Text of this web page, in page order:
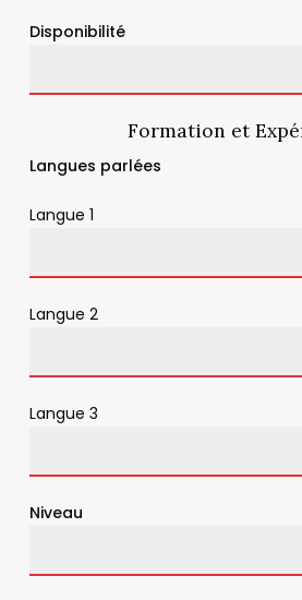
Disponibilité
Formation et
Langues parlées
Langue 1
Langue 2
Langue 3
Niveau